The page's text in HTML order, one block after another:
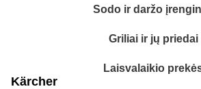
Sodo ir daržo
Griliai ir jų priedai
Laisvalaikio
Kärcher